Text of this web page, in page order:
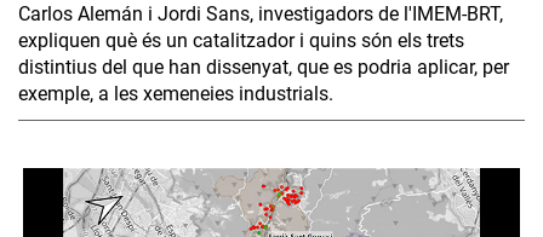
Carlos Alemán i Jordi Sans, investigadors de l'IMEM-BRT,
expliquen què és un catalitzador i quins són els trets
distintius del que han dissenyat, que es podria aplicar, per
exemple, a les xemeneies industrials.